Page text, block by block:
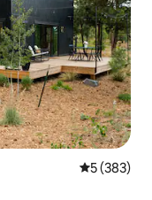
5 (383)